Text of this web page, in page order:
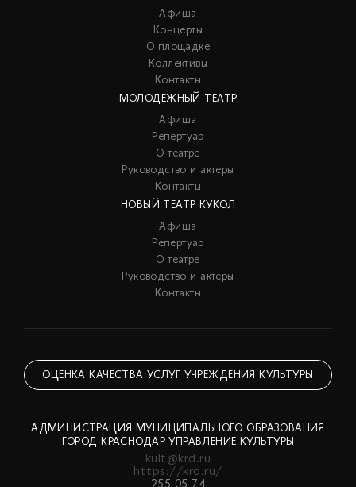
Афиша
Концерты
О площадке
Коллективы
Контакты
МОЛОДЕЖНЫЙ ТЕАТР
Афиша
Репертуар
О театре
Руководство и актеры
Контакты
НОВЫЙ ТЕАТР КУКОЛ
Афиша
Репертуар
О театре
Руководство и актеры
Контакты
ОЦЕНКА КАЧЕСТВА УСЛУГ УЧРЕЖДЕНИЯ КУЛЬТУРЫ
АДМИНИСТРАЦИЯ МУНИЦИПАЛЬНОГО ОБРАЗОВАНИЯ
ГОРОД КРАСНОДАР УПРАВЛЕНИЕ КУЛЬТУРЫ
kult@krd.ru
https://krd.ru/